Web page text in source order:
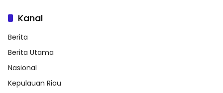
Kanal
Berita
Berita Utama
Nasional
Kepulauan Riau